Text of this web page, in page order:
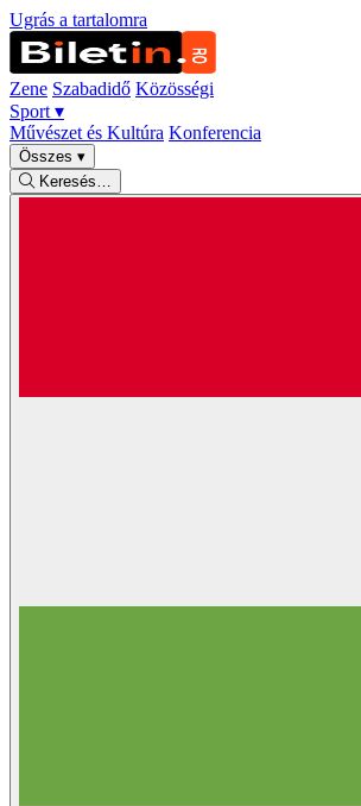
Ugrás a tartalomra
Zene Szabadidő Közösségi
Sport ▾
Művészet és Kultúra Konferencia
Összes ▾
Keresés…